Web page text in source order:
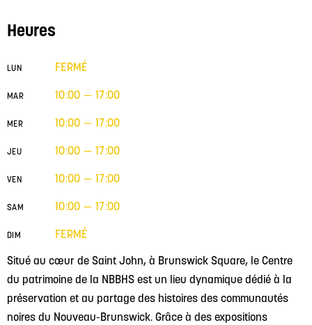
Situé au cœur de Saint John, à Brunswick Square, le Centre
du patrimoine de la NBBHS est un lieu dynamique dédié à la
préservation et au partage des histoires des communautés
noires du Nouveau-Brunswick. Grâce à des expositions
Heures
LUN FERMÉ
MAR 10:00 — 17:00
MER 10:00 — 17:00
JEU 10:00 — 17:00
VEN 10:00 — 17:00
SAM 10:00 — 17:00
DIM FERMÉ